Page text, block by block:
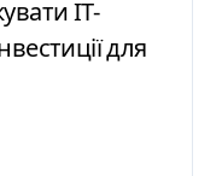
ІТ-
для